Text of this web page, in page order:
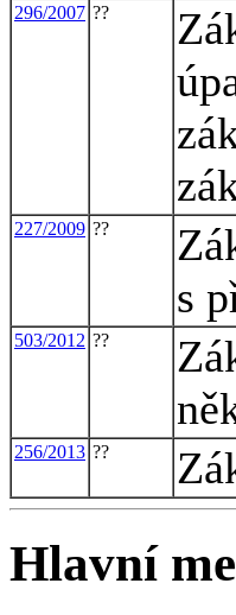
296/2007 ??
227/2009 ??
s
503/2012 ??
256/2013 ??
Hlavní